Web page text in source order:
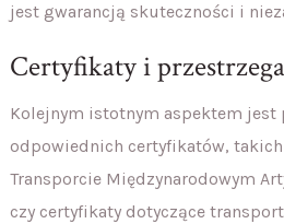
jest gwarancją skuteczności i
Certyfikaty i
Kolejnym istotnym aspektem jest
odpowiednich certyfikatów, takich
Transporcie Międzynarodowym
czy certyfikaty dotyczące